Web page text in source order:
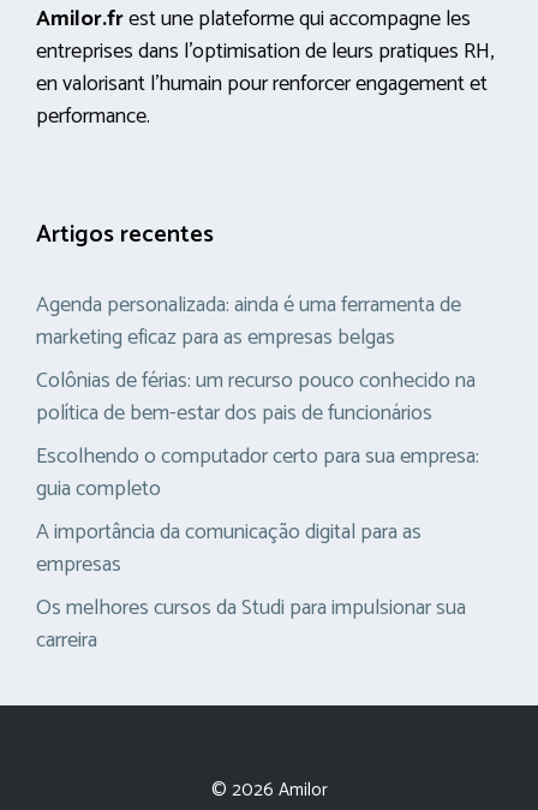
Amilor.frest une plateforme qui accompagne les
entreprises dans l’optimisation de leurs pratiques RH,
en valorisant l’humain pour renforcer engagement et
performance.
Artigos recentes
Agenda personalizada: ainda é uma ferramenta de
marketing eficaz para as empresas belgas
Colônias de férias: um recurso pouco conhecido na
política de bem-estar dos pais de funcionários
Escolhendo o computador certo para sua empresa:
guia completo
A importância da comunicação digital para as
empresas
Os melhores cursos da Studi para impulsionar sua
carreira
© 2026 Amilor